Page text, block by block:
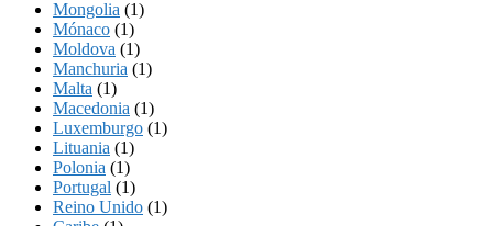
Mongolia (1)
Mónaco (1)
Moldova (1)
Manchuria (1)
Malta (1)
Macedonia (1)
Luxemburgo (1)
Lituania (1)
Polonia (1)
Portugal (1)
Reino Unido (1)